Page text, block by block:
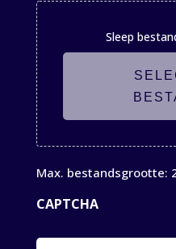
Sleep
Max. bestandsgrootte:
CAPTCHA